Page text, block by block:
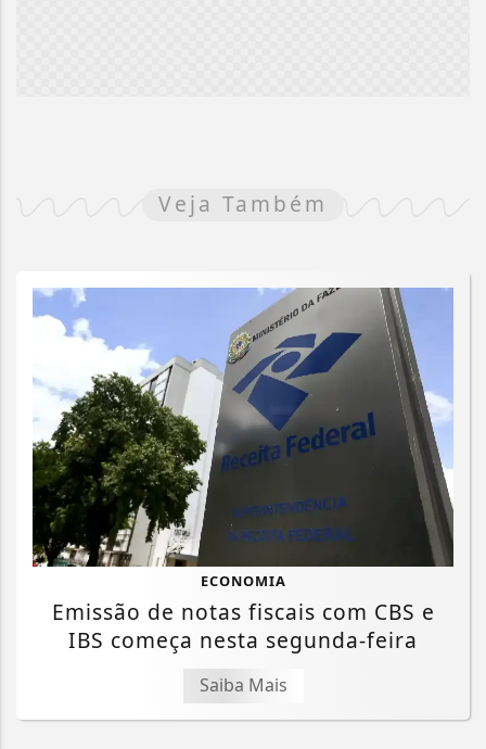
Veja Também
ECONOMIA
Emissão de notas fiscais com CBS e
IBS começa nesta segunda-feira
Saiba Mais